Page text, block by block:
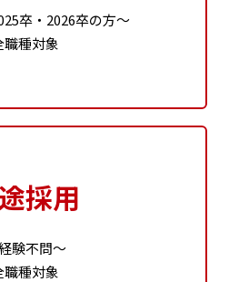
卒・2026卒の方～
職種対象
採用
験不問～
職種対象